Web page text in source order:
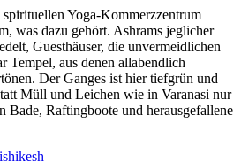
Yoga-Kommerzzentrum
was dazu gehört. Ashrams jeglicher
Guesthäuser, die unvermeidlichen
Tempel, aus denen allabendlich
Der Ganges ist hier tiefgrün und
Müll und Leichen wie in Varanasi nur
Bade, Raftingboote und herausgefallene